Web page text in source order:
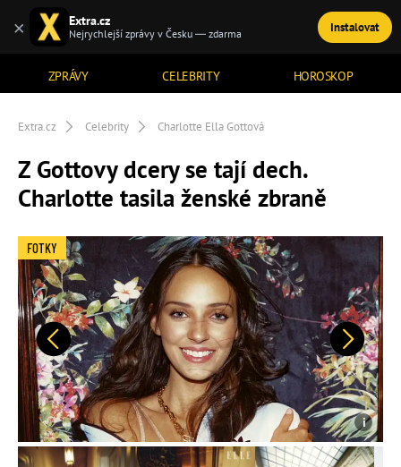
ZPRÁVY CELEBRITY HOROSKOP
TÉMATA
Extra.cz Celebrity Charlotte Ella Gottová
Z Gottovy dcery se tají dech.
Charlotte tasila ženské zbraně
Předchozí Další
FOTKY
× Extra.cz
Nejrychlejší zprávy v Česku — zdarma Instalovat